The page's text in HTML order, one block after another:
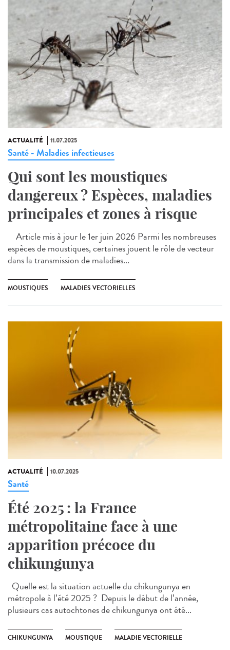
ACTUALITÉ 11.07.2025
Santé - Maladies infectieuses
Qui sont les moustiques
dangereux ? Espèces, maladies
principales et zones à risque
Article mis à jour le 1er juin 2026 Parmi les nombreuses
espèces de moustiques, certaines jouent le rôle de vecteur
dans la transmission de maladies...
MOUSTIQUES MALADIES VECTORIELLES
ACTUALITÉ 10.07.2025
Santé
Été 2025 : la France
métropolitaine face à une
apparition précoce du
chikungunya
Quelle est la situation actuelle du chikungunya en
métropole à l’été 2025 ? Depuis le début de l’année,
plusieurs cas autochtones de chikungunya ont été...
CHIKUNGUNYA MOUSTIQUE MALADIE VECTORIELLE